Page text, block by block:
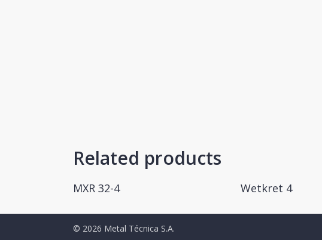
Related products
Read More
MXR 32-4 Read More
Wetkret 4
© 2026 Metal Técnica S.A.